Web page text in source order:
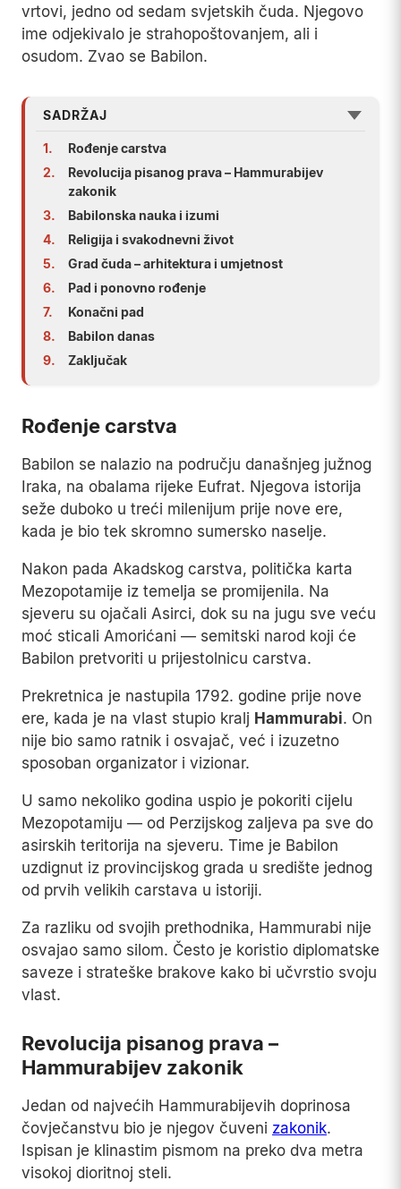
vrtovi, jedno od sedam svjetskih čuda. Njegovo
ime odjekivalo je strahopoštovanjem, ali i
osudom. Zvao se Babilon.
SADRŽAJ
1.
Rođenje carstva
2.
Revolucija pisanog prava – Hammurabijev
zakonik
3.
Babilonska nauka i izumi
4.
Religija i svakodnevni život
5.
Grad čuda – arhitektura i umjetnost
6.
Pad i ponovno rođenje
7.
Konačni pad
8.
Babilon danas
9.
Zaključak
Rođenje carstva
Babilon se nalazio na području današnjeg južnog
Iraka, na obalama rijeke Eufrat. Njegova istorija
seže duboko u treći milenijum prije nove ere,
kada je bio tek skromno sumersko naselje.
Nakon pada Akadskog carstva, politička karta
Mezopotamije iz temelja se promijenila. Na
sjeveru su ojačali Asirci, dok su na jugu sve veću
moć sticali Amorićani — semitski narod koji će
Babilon pretvoriti u prijestolnicu carstva.
Prekretnica je nastupila 1792. godine prije nove
ere, kada je na vlast stupio kralj Hammurabi. On
nije bio samo ratnik i osvajač, već i izuzetno
sposoban organizator i vizionar.
U samo nekoliko godina uspio je pokoriti cijelu
Mezopotamiju — od Perzijskog zaljeva pa sve do
asirskih teritorija na sjeveru. Time je Babilon
uzdignut iz provincijskog grada u središte jednog
od prvih velikih carstava u istoriji.
Za razliku od svojih prethodnika, Hammurabi nije
osvajao samo silom. Često je koristio diplomatske
saveze i strateške brakove kako bi učvrstio svoju
vlast.
Revolucija pisanog prava –
Hammurabijev zakonik
Jedan od najvećih Hammurabijevih doprinosa
čovječanstvu bio je njegov čuveni zakonik.
Ispisan je klinastim pismom na preko dva metra
visokoj dioritnoj steli.